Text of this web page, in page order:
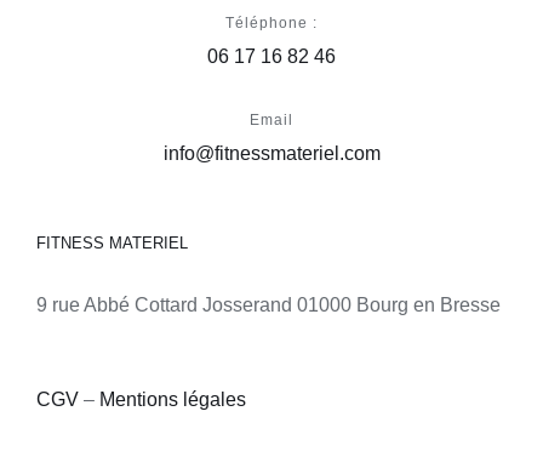
Téléphone :
06 17 16 82 46
Email
info@fitnessmateriel.com
FITNESS MATERIEL
9 rue Abbé Cottard Josserand 01000 Bourg en Bresse
CGV – Mentions légales